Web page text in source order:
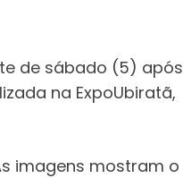
de sábado (5) após
na ExpoUbiratã,
imagens mostram o